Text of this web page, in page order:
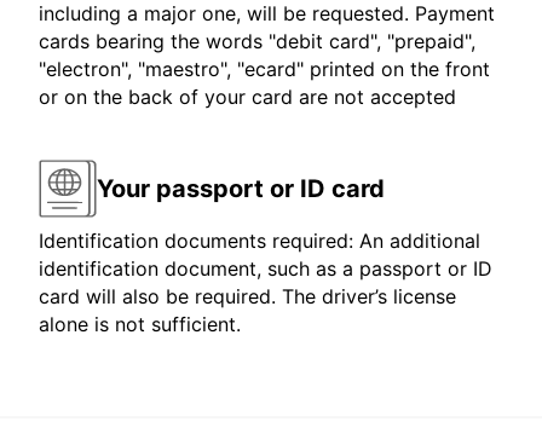
including a major one, will be requested. Payment
cards bearing the words "debit card", "prepaid",
"electron", "maestro", "ecard" printed on the front
or on the back of your card are not accepted
Your passport or ID card
Identification documents required: An additional
identification document, such as a passport or ID
card will also be required. The driver’s license
alone is not sufficient.